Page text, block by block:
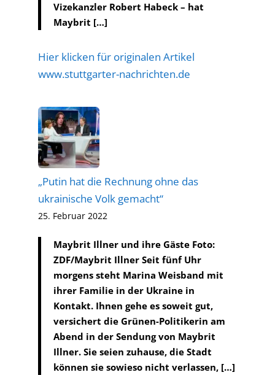
Vizekanzler Robert Habeck – hat
Maybrit […]
Hier klicken für originalen Artikel
www.stuttgarter-nachrichten.de
„Putin hat die Rechnung ohne das
ukrainische Volk gemacht“
25. Februar 2022
Maybrit Illner und ihre Gäste Foto:
ZDF/Maybrit Illner Seit fünf Uhr
morgens steht Marina Weisband mit
ihrer Familie in der Ukraine in
Kontakt. Ihnen gehe es soweit gut,
versichert die Grünen-Politikerin am
Abend in der Sendung von Maybrit
Illner. Sie seien zuhause, die Stadt
können sie sowieso nicht verlassen, […]